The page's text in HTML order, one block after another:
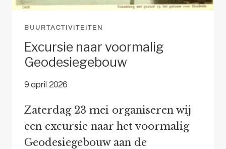
BUURTACTIVITEITEN
Excursie naar voormalig
Geodesiegebouw
9 april 2026
Zaterdag 23 mei organiseren wij
een excursie naar het voormalig
Geodesiegebouw aan de